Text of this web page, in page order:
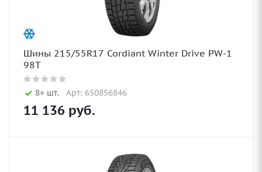
Шины 215/55R17 Cordiant Winter Drive PW-1
98T
8+ шт. Арт: 650856846
11 136 руб.